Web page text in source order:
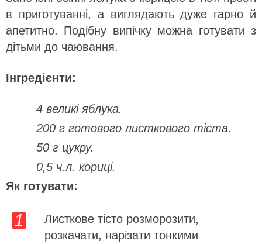
в приготуванні, а виглядають дуже гарно й
апетитно. Подібну випічку можна готувати з
дітьми до чаювання.
Інгредієнти:
4 великі яблука.
200 г готового листкового тіста.
50 г цукру.
0,5 ч.л. кориці.
Як готувати:
Листкове тісто розморозити,
розкачати, нарізати тонкими